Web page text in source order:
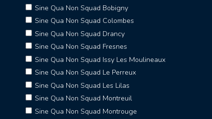
Sine Qua Non Squad Bobigny
Sine Qua Non Squad Colombes
Sine Qua Non Squad Drancy
Sine Qua Non Squad Fresnes
Sine Qua Non Squad Issy Les Moulineaux
Sine Qua Non Squad Le Perreux
Sine Qua Non Squad Les Lilas
Sine Qua Non Squad Montreuil
Sine Qua Non Squad Montrouge